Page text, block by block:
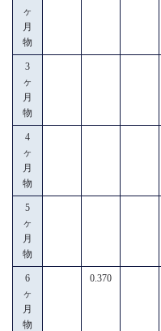
ヶ
月
物
3
ヶ
月
物
4
ヶ
月
物
5
ヶ
月
物
6
ヶ
月
物
0.370